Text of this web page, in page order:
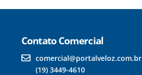
Contato Comercial
comercial@portalveloz.com.br
(19) 3449-4610